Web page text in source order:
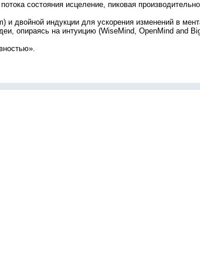
состояния исцеление, пиковая
и двойной индукции для ускорения изменений в
опираясь на интуицию (WiseMind, OpenMind and